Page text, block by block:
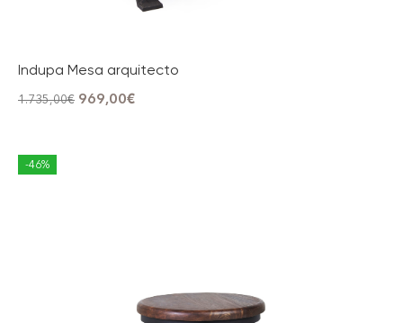
Indupa Mesa arquitecto
1.735,00€ 969,00€
-46%